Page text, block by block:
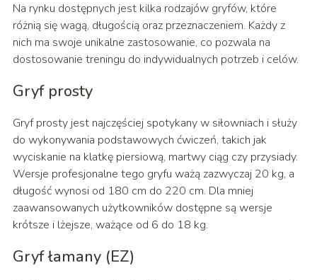
Na rynku dostępnych jest kilka rodzajów gryfów, które
różnią się wagą, długością oraz przeznaczeniem. Każdy z
nich ma swoje unikalne zastosowanie, co pozwala na
dostosowanie treningu do indywidualnych potrzeb i celów.
Gryf prosty
Gryf prosty jest najczęściej spotykany w siłowniach i służy
do wykonywania podstawowych ćwiczeń, takich jak
wyciskanie na klatkę piersiową, martwy ciąg czy przysiady.
Wersje profesjonalne tego gryfu ważą zazwyczaj 20 kg, a
długość wynosi od 180 cm do 220 cm. Dla mniej
zaawansowanych użytkowników dostępne są wersje
krótsze i lżejsze, ważące od 6 do 18 kg.
Gryf łamany (EZ)